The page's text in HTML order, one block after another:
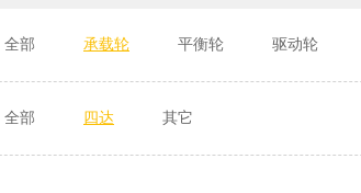
全部 承载轮 平衡轮 驱动轮
全部 四达 其它